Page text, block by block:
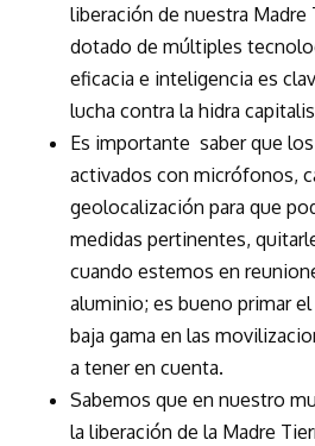
liberación de nuestra Madre
dotado de múltiples
eficacia e inteligencia es
lucha contra la hidra
Es importante saber que
activados con micrófonos,
geolocalización para que
medidas pertinentes,
cuando estemos en
aluminio; es bueno primar
baja gama en las
a tener en cuenta.
Sabemos que en nuestro
la liberación de la Madre